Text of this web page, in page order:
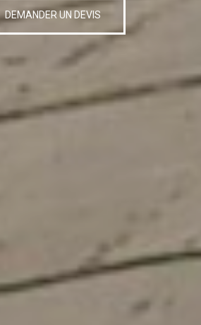
DEMANDER UN DEVIS